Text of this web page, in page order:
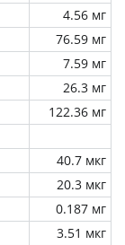
4.56 мг
76.59 мг
7.59 мг
26.3 мг
122.36 мг
40.7 мкг
20.3 мкг
0.187 мг
3.51 мкг